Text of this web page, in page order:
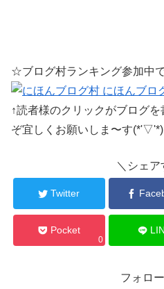
☆ブログ村ランキング参加中
↑読者様のクリックがブログ
ぞ宜しくお願いしま〜す(*'▽'*)
＼シェア
Twitter
Pocket
0
フォロ